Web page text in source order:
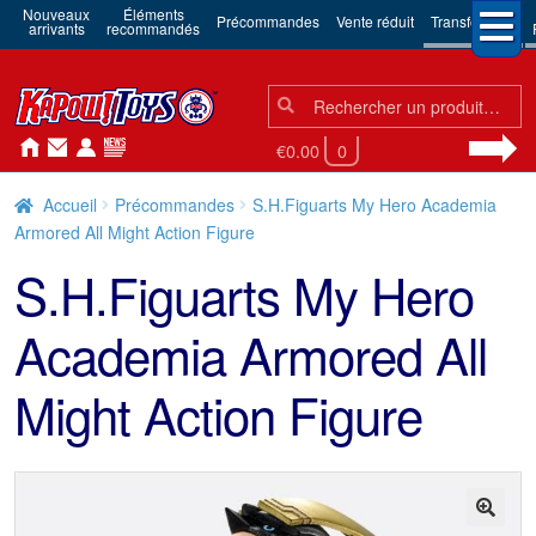
Nouveaux
arrivants
Éléments
recommandés Précommandes Vente réduit Transformers
Chercher:
Chercher
€0.00 0
Accueil Précommandes
S.H.Figuarts My Hero Academia
Armored All Might Action Figure
S.H.Figuarts My Hero
Academia Armored All
Might Action Figure